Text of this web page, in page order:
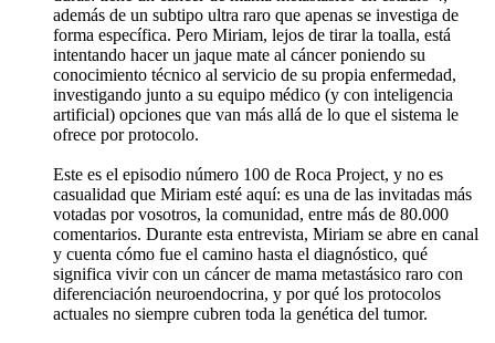
además de un subtipo ultra raro que apenas se investiga de
forma específica. Pero Miriam, lejos de tirar la toalla, está
intentando hacer un jaque mate al cáncer poniendo su
conocimiento técnico al servicio de su propia enfermedad,
investigando junto a su equipo médico (y con inteligencia
artificial) opciones que van más allá de lo que el sistema le
ofrece por protocolo.
Este es el episodio número 100 de Roca Project, y no es
casualidad que Miriam esté aquí: es una de las invitadas más
votadas por vosotros, la comunidad, entre más de 80.000
comentarios. Durante esta entrevista, Miriam se abre en canal
y cuenta cómo fue el camino hasta el diagnóstico, qué
significa vivir con un cáncer de mama metastásico raro con
diferenciación neuroendocrina, y por qué los protocolos
actuales no siempre cubren toda la genética del tumor.